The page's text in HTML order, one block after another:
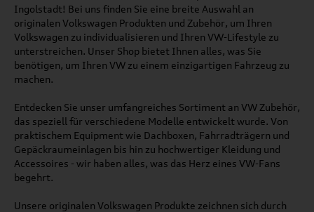
Ingolstadt! Bei uns finden Sie eine breite Auswahl an
originalen Volkswagen Produkten und Zubehör, um Ihren
Volkswagen zu individualisieren und Ihren VW-Lifestyle zu
unterstreichen. Unser Shop bietet Ihnen alles, was Sie
benötigen, um Ihren VW zu einem einzigartigen Fahrzeug zu
machen.
Entdecken Sie unser umfangreiches Sortiment an VW Zubehör,
das speziell für verschiedene Modelle entwickelt wurde. Von
praktischem Equipment wie Dachboxen, Fahrradträgern und
Gepäckraumeinlagen bis hin zu hochwertiger Kleidung und
Accessoires - wir haben alles, was das Herz eines VW-Fans
begehrt.
Unsere originalen Volkswagen Produkte zeichnen sich durch